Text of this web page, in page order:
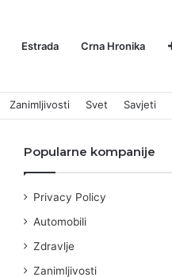
Estrada Crna Hronika
Zanimljivosti Svet Savjeti
Popularne kompanije
Privacy Policy
Automobili
Zdravlje
Zanimljivosti